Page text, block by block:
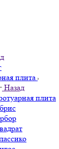
плита
Назад
плита